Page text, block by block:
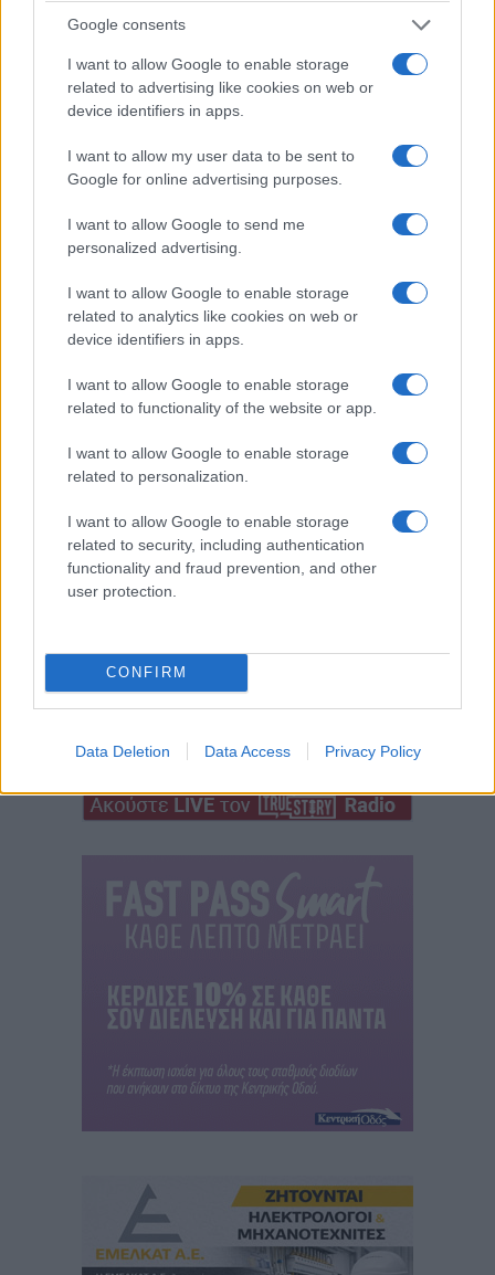
Google consents
I want to allow Google to enable storage
related to advertising like cookies on web or
device identifiers in apps.
I want to allow my user data to be sent to
Google for online advertising purposes.
I want to allow Google to send me
personalized advertising.
I want to allow Google to enable storage
related to analytics like cookies on web or
device identifiers in apps.
I want to allow Google to enable storage
related to functionality of the website or app.
I want to allow Google to enable storage
related to personalization.
I want to allow Google to enable storage
related to security, including authentication
functionality and fraud prevention, and other
user protection.
CONFIRM
Data Deletion Data Access Privacy Policy
Αστυνομία – Πιάσανε
επ’ αυτοφώρω τους
δράστες
Την Κυριακή 16
Αυγούστου η τελετή
παράδοσης του
Γηροκομείου
7 Αυγούστου 2026, 7:31 μμ
Φωτιά έξω από την
κινητοποίηση της
Πυροσβεστικής
7 Αυγούστου 2026, 7:00 μμ